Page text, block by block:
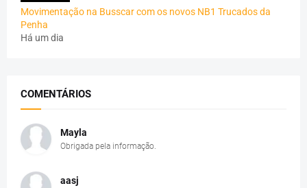
Movimentação na Busscar com os novos NB1 Trucados da
Penha
Há um dia
COMENTÁRIOS
Mayla
Obrigada pela informação.
aasj